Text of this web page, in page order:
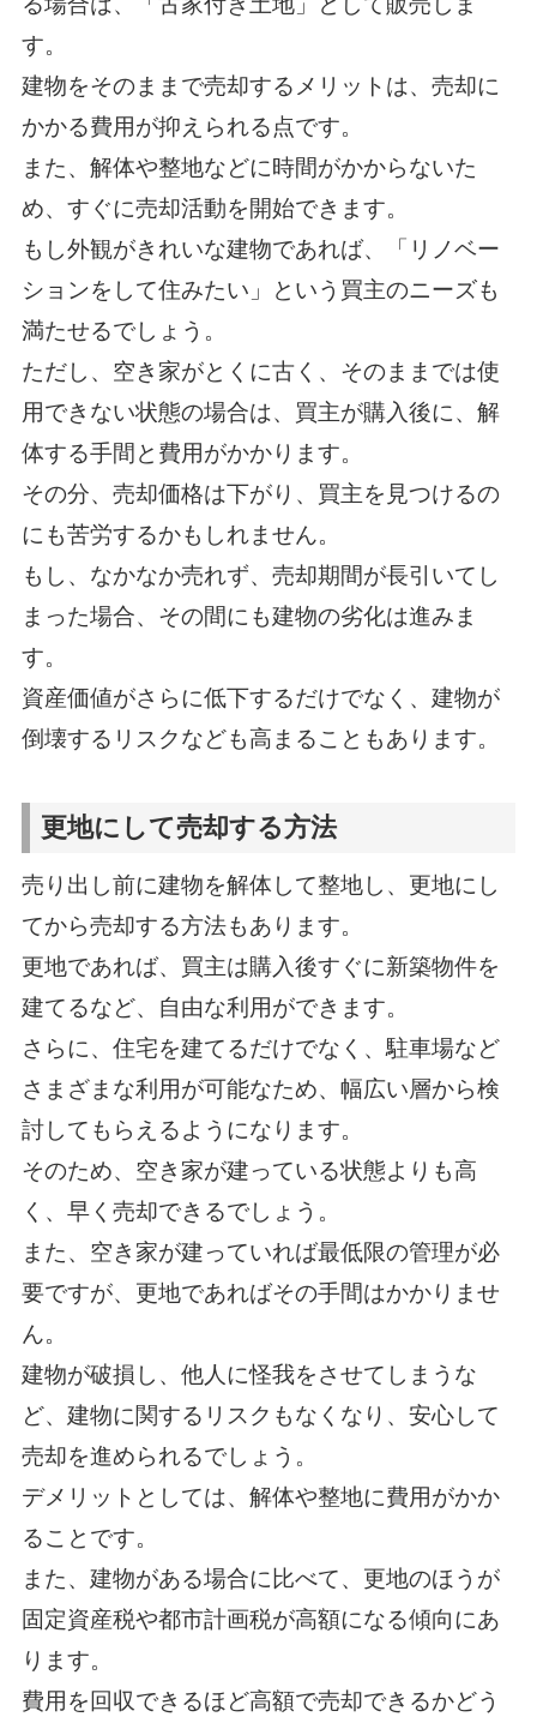
す。
建物をそのままで売却するメリットは、売却に
かかる費用が抑えられる点です。
また、解体や整地などに時間がかからないた
め、すぐに売却活動を開始できます。
もし外観がきれいな建物であれば、「リノベー
ションをして住みたい」という買主のニーズも
満たせるでしょう。
ただし、空き家がとくに古く、そのままでは使
用できない状態の場合は、買主が購入後に、解
体する手間と費用がかかります。
その分、売却価格は下がり、買主を見つけるの
にも苦労するかもしれません。
もし、なかなか売れず、売却期間が長引いてし
まった場合、その間にも建物の劣化は進みま
す。
資産価値がさらに低下するだけでなく、建物が
倒壊するリスクなども高まることもあります。
更地にして売却する方法
売り出し前に建物を解体して整地し、更地にし
てから売却する方法もあります。
更地であれば、買主は購入後すぐに新築物件を
建てるなど、自由な利用ができます。
さらに、住宅を建てるだけでなく、駐車場など
さまざまな利用が可能なため、幅広い層から検
討してもらえるようになります。
そのため、空き家が建っている状態よりも高
く、早く売却できるでしょう。
また、空き家が建っていれば最低限の管理が必
要ですが、更地であればその手間はかかりませ
ん。
建物が破損し、他人に怪我をさせてしまうな
ど、建物に関するリスクもなくなり、安心して
売却を進められるでしょう。
デメリットとしては、解体や整地に費用がかか
ることです。
また、建物がある場合に比べて、更地のほうが
固定資産税や都市計画税が高額になる傾向にあ
ります。
費用を回収できるほど高額で売却できるかどう